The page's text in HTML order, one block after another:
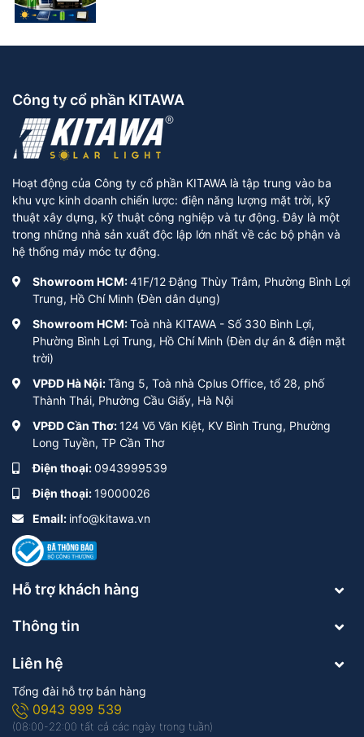
Công ty cổ phần KITAWA
Hoạt động của Công ty cổ phần KITAWA là tập trung vào ba
khu vực kinh doanh chiến lược: điện năng lượng mặt trời, kỹ
thuật xây dựng, kỹ thuật công nghiệp và tự động. Đây là một
trong những nhà sản xuất độc lập lớn nhất về các bộ phận và
hệ thống máy móc tự động.
Showroom HCM:41F/12 Đặng Thùy Trâm, Phường Bình Lợi
Trung, Hồ Chí Minh (Đèn dân dụng)
Showroom HCM:Toà nhà KITAWA - Số 330 Bình Lợi,
Phường Bình Lợi Trung, Hồ Chí Minh (Đèn dự án & điện mặt
trời)
VPĐD Hà Nội:Tầng 5, Toà nhà Cplus Office, tổ 28, phố
Thành Thái, Phường Cầu Giấy, Hà Nội
VPĐD Cần Thơ:124 Võ Văn Kiệt, KV Bình Trung, Phường
Long Tuyền, TP Cần Thơ
Điện thoại:0943999539
Điện thoại:19000026
Email: info@kitawa.vn
Hỗ trợ khách hàng
Thông tin
Liên hệ
Tổng đài hỗ trợ bán hàng
0943 999 539
(08:00-22:00 tất cả các ngày trong tuần)